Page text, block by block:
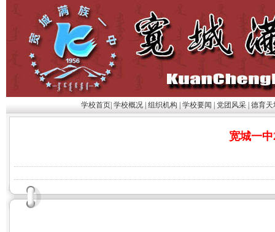
学校首页| 学校概况| 组织机构 学校要闻 党团风采| 德育天
宽城一